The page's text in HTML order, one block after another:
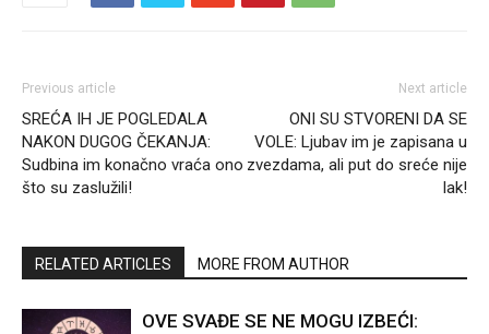
Previous article
SREĆA IH JE POGLEDALA
NAKON DUGOG ČEKANJA:
Sudbina im konačno vraća ono
što su zaslužili!
Next article
ONI SU STVORENI DA SE
VOLE: Ljubav im je zapisana u
zvezdama, ali put do sreće nije
lak!
RELATED ARTICLES MORE FROM AUTHOR
OVE SVAĐE SE NE MOGU IZBEĆI: